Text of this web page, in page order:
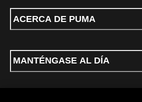
ACERCA DE PUMA
MANTÉNGASE AL DÍA